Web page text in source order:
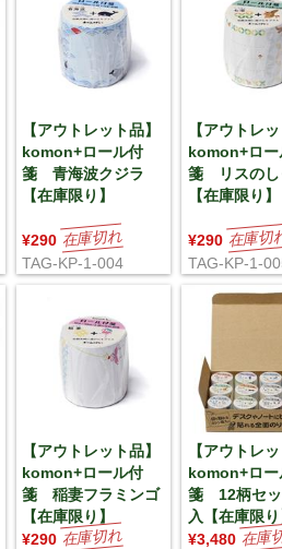
【アウトレット品】
komon+ロール付
箋 青海波クジラ
【在庫限り】
¥290
TAG-KP-1-004
【アウトレッ
komon+ロー
箋 リスのし
【在庫限り】
¥290
TAG-KP-1-
【アウトレット品】
komon+ロール付
箋 稲妻フラミンゴ
【在庫限り】
¥290
【アウトレッ
komon+ロー
箋 12柄セ
入【在庫限り
¥3,480